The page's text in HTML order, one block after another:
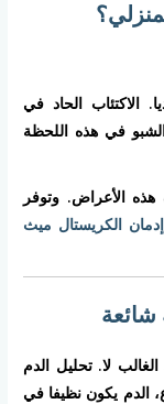
الاكتئاب الحاد في
في هذه اللحظة
هذه الأعراض. وتوفر
الكريستال ميث
لا. تحليل الدم
3 أيام. بعد أسبوع، الدم يكون نظيفا في